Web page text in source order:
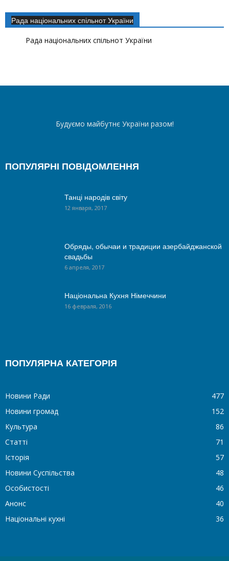
Рада національних спільнот України
Рада національних спільнот України
Будуємо майбутнє України разом!
ПОПУЛЯРНІ ПОВІДОМЛЕННЯ
Танці народів світу
12 января, 2017
Обряды, обычаи и традиции азербайджанской
свадьбы
6 апреля, 2017
Національна Кухня Німеччини
16 февраля, 2016
ПОПУЛЯРНА КАТЕГОРІЯ
Новини Ради
477
Новини громад
152
Культура
86
Статті
71
Історія
57
Новини Суспільства
48
Особистості
46
Анонс
40
Національні кухні
36